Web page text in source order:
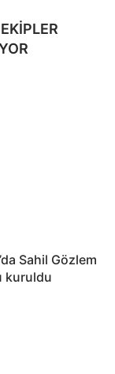
Sahil Gözlem
kuruldu